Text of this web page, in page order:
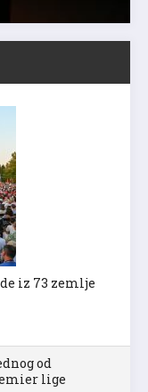
iz 73 zemlje
od
lige